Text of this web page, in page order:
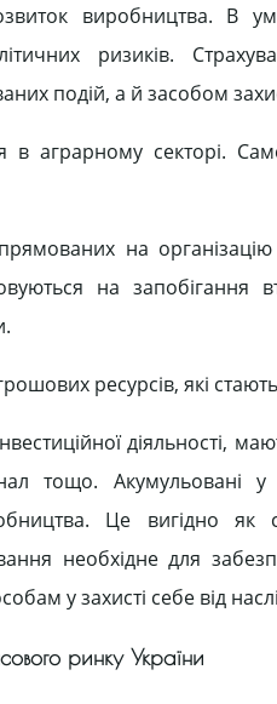
виробництва. В
ризиків.
подій, а й засобом
в аграрному секторі.
на
на запобігання
ресурсів, які
діяльності,
тощо. Акумульовані
Це вигідно як
необхідне для
у захисті себе від
ринку України